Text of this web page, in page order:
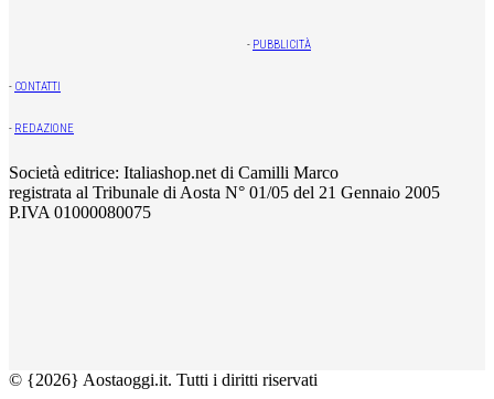
- PUBBLICITÀ
- CONTATTI
- REDAZIONE
Società editrice: Italiashop.net di Camilli Marco
registrata al Tribunale di Aosta N° 01/05 del 21 Gennaio 2005
P.IVA 01000080075
© {2026} Aostaoggi.it. Tutti i diritti riservati